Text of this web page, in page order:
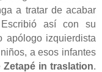
a tratar de acabar
así con su
apólogo izquierdista
a esos infantes
Zetapé in traslation.